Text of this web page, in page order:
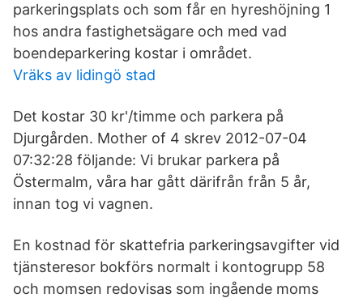
parkeringsplats och som får en hyreshöjning 1
hos andra fastighetsägare och med vad
boendeparkering kostar i området.
Vräks av lidingö stad
Det kostar 30 kr'/timme och parkera på
Djurgården. Mother of 4 skrev 2012-07-04
07:32:28 följande: Vi brukar parkera på
Östermalm, våra har gått därifrån från 5 år,
innan tog vi vagnen.
En kostnad för skattefria parkeringsavgifter vid
tjänsteresor bokförs normalt i kontogrupp 58
och momsen redovisas som ingående moms